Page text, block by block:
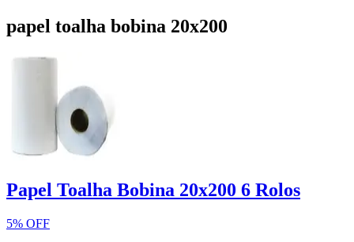
papel toalha bobina 20x200
Papel Toalha Bobina 20x200 6 Rolos
5% OFF